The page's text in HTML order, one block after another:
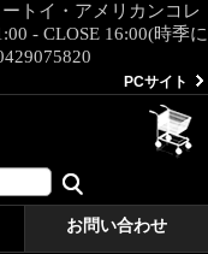
トイ・アメリカンコレ
- CLOSE 16:00(時季に
PCサイト
お問い合わせ